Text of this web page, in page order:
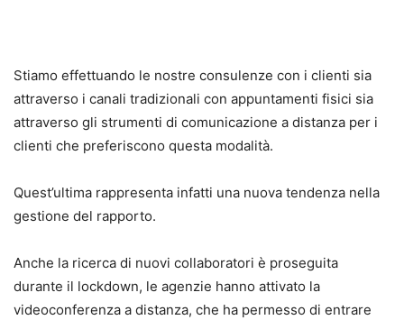
Stiamo effettuando le nostre consulenze con i clienti sia
attraverso i canali tradizionali con appuntamenti fisici sia
attraverso gli strumenti di comunicazione a distanza per i
clienti che preferiscono questa modalità.
Quest’ultima rappresenta infatti una nuova tendenza nella
gestione del rapporto.
Anche la ricerca di nuovi collaboratori è proseguita
durante il lockdown, le agenzie hanno attivato la
videoconferenza a distanza, che ha permesso di entrare